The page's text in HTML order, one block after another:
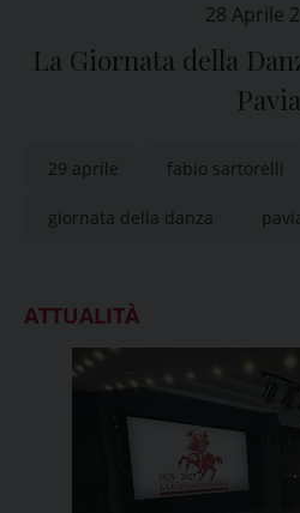
28 Aprile
La Giornata della
Pavia
29 aprile fabio sartorelli
giornata della danza
ATTUALITÀ